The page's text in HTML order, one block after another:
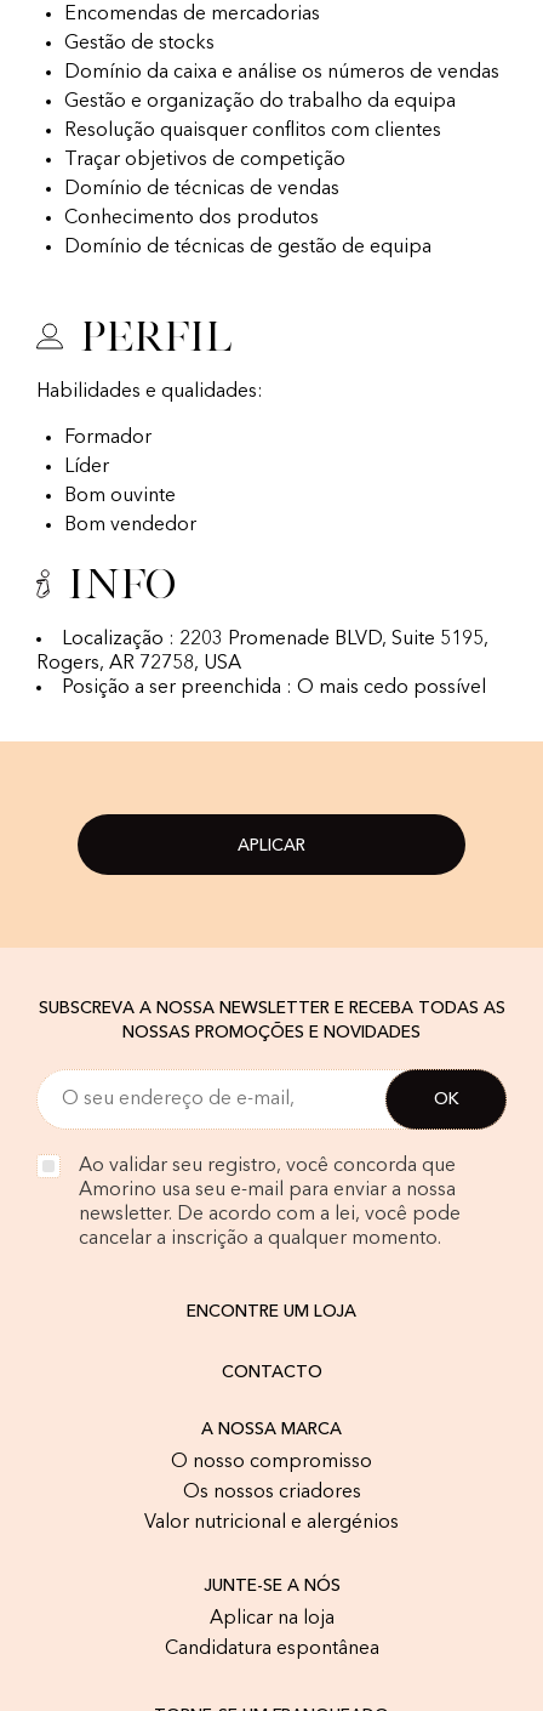
Encomendas de mercadorias
Gestão de stocks
Domínio da caixa e análise os números de vendas
Gestão e organização do trabalho da equipa
Resolução quaisquer conflitos com clientes
Traçar objetivos de competição
Domínio de técnicas de vendas
Conhecimento dos produtos
Domínio de técnicas de gestão de equipa
Perfil
Habilidades e qualidades:
Formador
Líder
Bom ouvinte
Bom vendedor
Info
Localização : 2203 Promenade BLVD, Suite 5195,
Rogers, AR 72758, USA
Posição a ser preenchida : O mais cedo possível
APLICAR
SUBSCREVA A NOSSA NEWSLETTER E RECEBA TODAS AS
NOSSAS PROMOÇÕES E NOVIDADES
Ao validar seu registro, você concorda que
Amorino usa seu e-mail para enviar a nossa
newsletter. De acordo com a lei, você pode
cancelar a inscrição a qualquer momento.
ENCONTRE UM LOJA
CONTACTO
A NOSSA MARCA
O nosso compromisso
Os nossos criadores
Valor nutricional e alergénios
JUNTE-SE A NÓS
Aplicar na loja
Candidatura espontânea